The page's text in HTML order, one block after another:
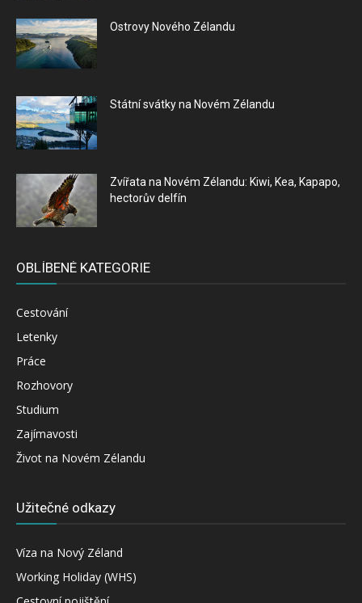
Ostrovy Nového Zélandu
Státní svátky na Novém Zélandu
Zvířata na Novém Zélandu: Kiwi, Kea, Kapapo,
hectorův delfín
OBLÍBENÉ KATEGORIE
Cestování
Letenky
Práce
Rozhovory
Studium
Zajímavosti
Život na Novém Zélandu
Užitečné odkazy
Víza na Nový Zéland
Working Holiday (WHS)